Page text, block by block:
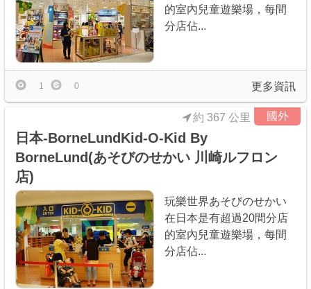
的室內兒童遊樂場，每間
分店佔...
更多資訊
1 0
國外
日本-BorneLundKid-O-Kid By
BorneLund(あそびのせかい 川崎ルフロン
店)
約 367 公里
玩樂世界あそびのせかい
在日本是有超過20間分店
的室內兒童遊樂場，每間
分店佔...